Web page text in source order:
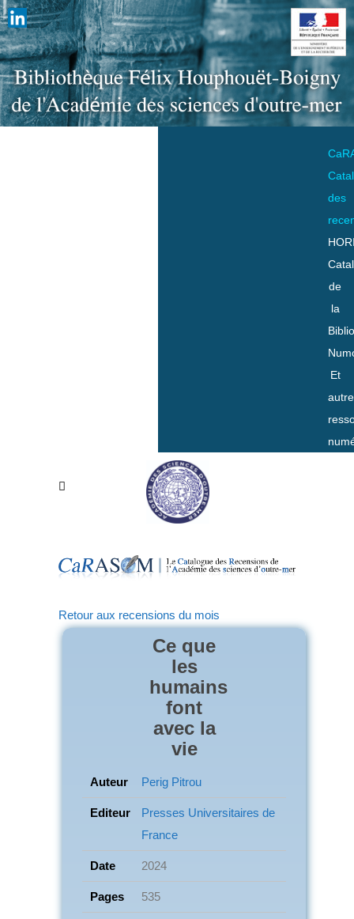
des
de
la
Et
Retour aux recensions du mois
Ce que
les
humains
font
avec la
vie
Auteur Perig Pitrou
Editeur
Presses Universitaires de
France
Date 2024
Pages 535